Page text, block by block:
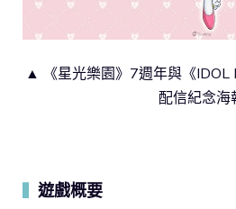
▲ 《星光樂園》7週年與《IDOL
配信紀念海
遊戲概要